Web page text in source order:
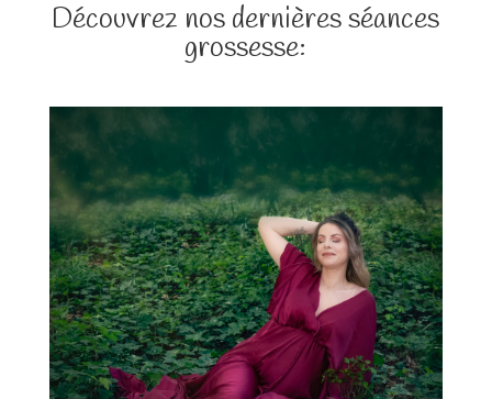
Découvrez nos dernières séances
grossesse: